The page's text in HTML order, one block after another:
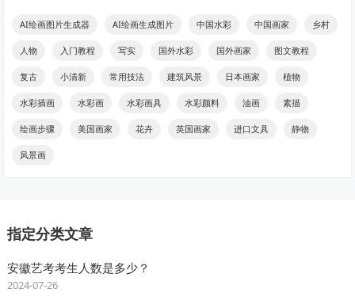
AI绘画图片生成器 AI绘画生成图片 中国水彩 中国画家 乡村
人物 入门教程 写实 国外水彩 国外画家 图文教程
复古 小清新 常用技法 建筑风景 日本画家 植物
水彩插画 水彩画 水彩画具 水彩颜料 油画 素描
绘画步骤 美国画家 花卉 英国画家 进口文具 静物
风景画
指定分类文章
安徽艺考考生人数是多少？
2024-07-26